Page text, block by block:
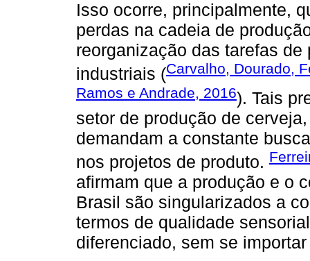
Isso ocorre, principalmente,
perdas na cadeia de
reorganização das tarefas
industriais (Carvalho, Dourado,
Ramos e Andrade, 2016). Tais
setor de produção de
demandam a constante
nos projetos de produto.
afirmam que a produção e o
Brasil são singularizados a
termos de qualidade
diferenciado, sem se